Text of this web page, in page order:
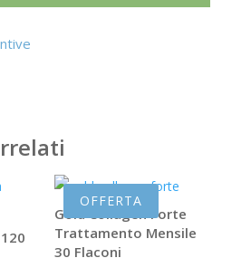
OFFERTA
Gold Collagen Forte
Trattamento Mensile
30 Flaconi